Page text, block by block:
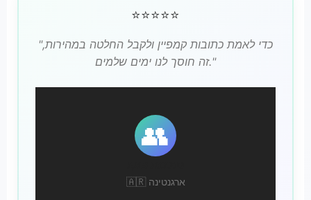
⭐⭐⭐⭐⭐
"כדי לאמת כתובות קמפיין ולקבל החלטה במהירות,
זה חוסך לנו ימים שלמים."
👥
🇦🇷 ארגנטינה